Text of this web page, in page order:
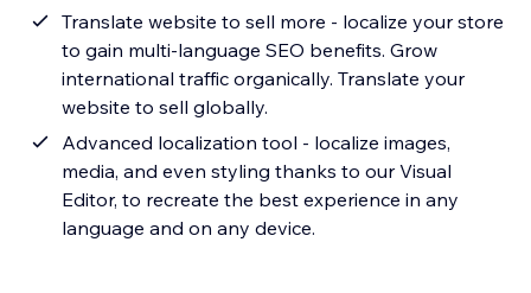
Translate website to sell more - localize your store
to gain multi-language SEO benefits. Grow
international traffic organically. Translate your
website to sell globally.
Advanced localization tool - localize images,
media, and even styling thanks to our Visual
Editor, to recreate the best experience in any
language and on any device.